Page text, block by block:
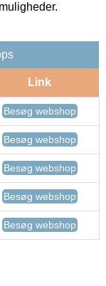
Link
Besøg webshop
Besøg webshop
Besøg webshop
Besøg webshop
Besøg webshop